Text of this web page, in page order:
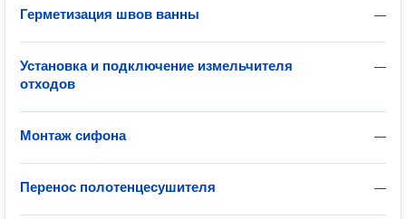
—
Герметизация швов ванны
—
Установка и подключение измельчителя
отходов
—
Монтаж сифона
—
Перенос полотенцесушителя